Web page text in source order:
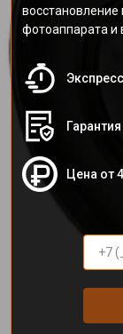
восстановление
фотоаппарата и
Цена от